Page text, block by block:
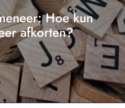
Hoe kun
afkorten?